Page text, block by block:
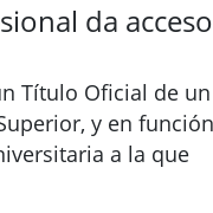
da acceso
Título Oficial de un
y en función
a la que